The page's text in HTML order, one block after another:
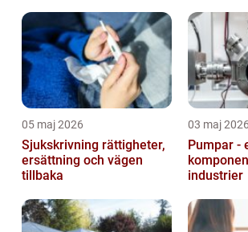
05 maj 2026
Sjukskrivning rättigheter,
ersättning och vägen
tillbaka
03 maj 2026
Pumpar -
industrier